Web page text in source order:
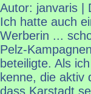
Autor: janvaris |
Ich hatte auch
Werberin ...
Pelz-
beteiligte. Als
kenne, die aktiv
dass Karstadt